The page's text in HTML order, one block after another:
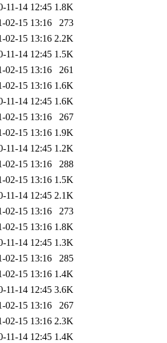
11-14 12:45 1.8K
02-15 13:16
273
02-15 13:16 2.2K
11-14 12:45 1.5K
02-15 13:16
261
02-15 13:16 1.6K
11-14 12:45 1.6K
02-15 13:16
267
02-15 13:16 1.9K
11-14 12:45 1.2K
02-15 13:16
288
02-15 13:16 1.5K
11-14 12:45 2.1K
02-15 13:16
273
02-15 13:16 1.8K
11-14 12:45 1.3K
02-15 13:16
285
02-15 13:16 1.4K
11-14 12:45 3.6K
02-15 13:16
267
02-15 13:16 2.3K
11-14 12:45 1.4K